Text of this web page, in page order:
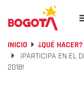
INICIO ¿QUÉ HACER?
¡PARTICIPA EN EL
2018!